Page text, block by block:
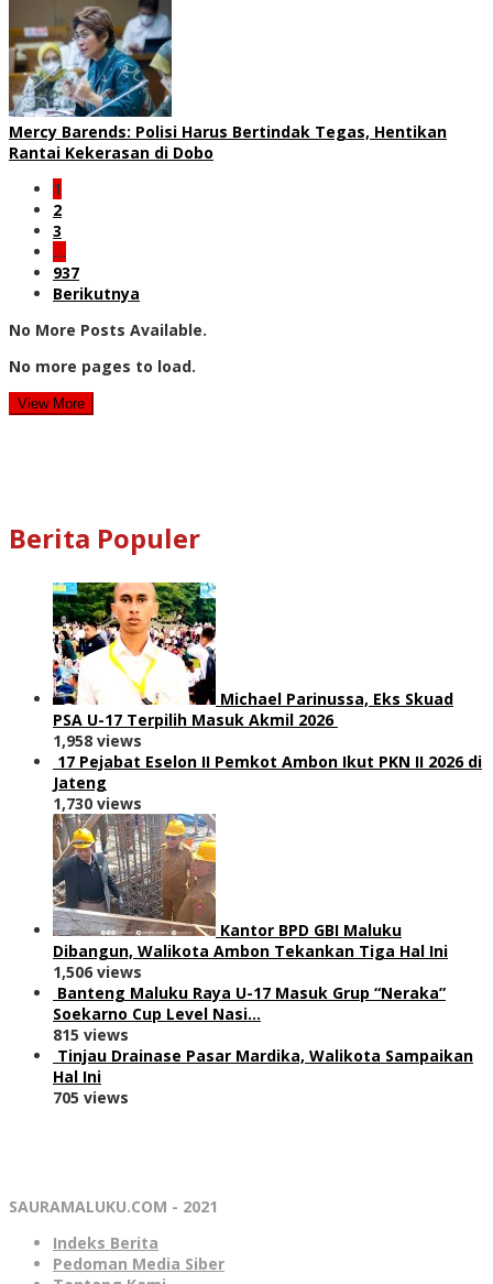
Mercy Barends: Polisi Harus Bertindak Tegas, Hentikan
Rantai Kekerasan di Dobo
1
2
3
…
937
Berikutnya
No More Posts Available.
No more pages to load.
View More
Berita Populer
Michael Parinussa, Eks Skuad
PSA U-17 Terpilih Masuk Akmil 2026
1,958 views
17 Pejabat Eselon II Pemkot Ambon Ikut PKN II 2026 di
Jateng
1,730 views
Kantor BPD GBI Maluku
Dibangun, Walikota Ambon Tekankan Tiga Hal Ini
1,506 views
Banteng Maluku Raya U-17 Masuk Grup “Neraka”
Soekarno Cup Level Nasi…
815 views
Tinjau Drainase Pasar Mardika, Walikota Sampaikan
Hal Ini
705 views
SAURAMALUKU.COM - 2021
Indeks Berita
Pedoman Media Siber